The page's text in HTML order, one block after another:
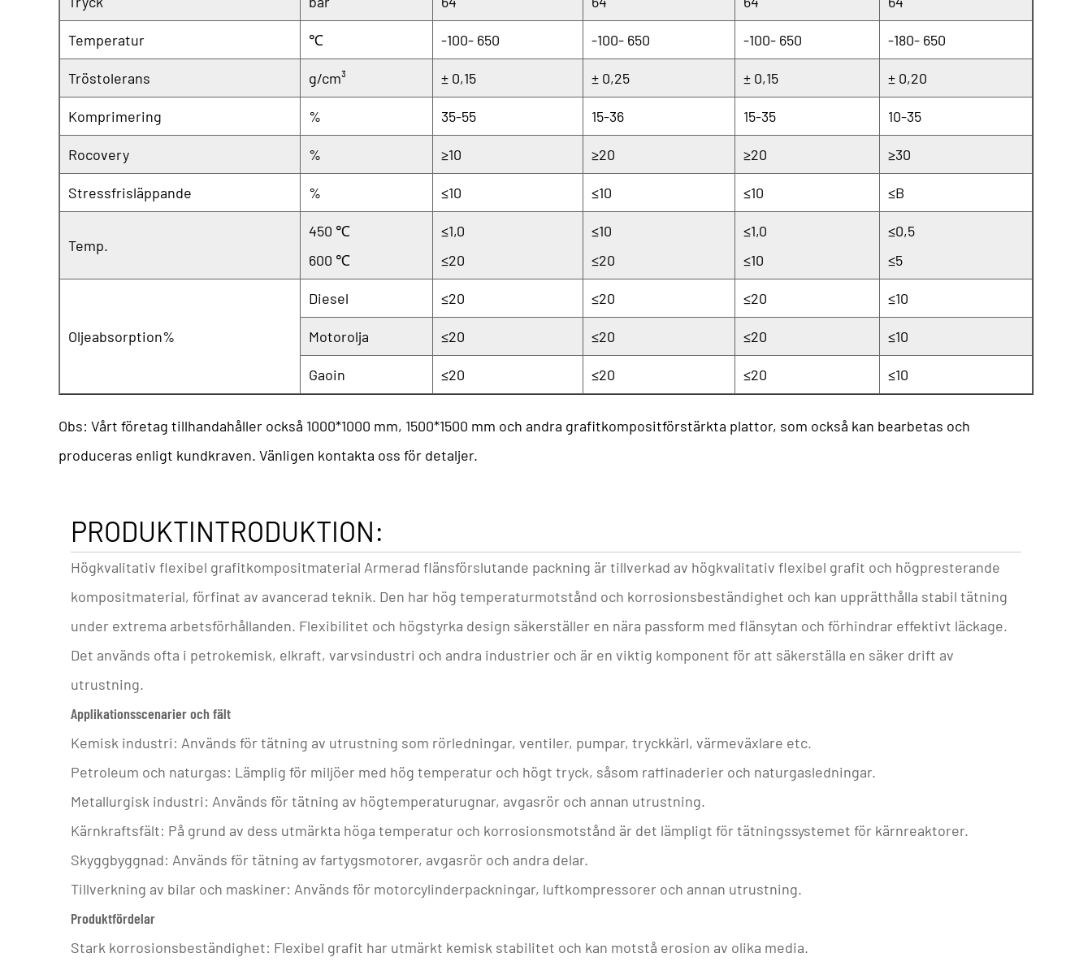
Temperatur ℃ -100- 650 -100- 650 -100- 650 -180- 650
Tröstolerans g/cm³ ± 0,15 ± 0,25 ± 0,15 ± 0,20
Komprimering % 35-55 15-36 15-35 10-35
Rocovery % ≥10 ≥20 ≥20 ≥30
Stressfrisläppande % ≤10 ≤10 ≤10 ≤B
Temp.
450 ℃
600 ℃
≤1,0
≤20
≤10
≤20
≤1,0
≤10
≤0,5
≤5
Oljeabsorption%
Diesel ≤20 ≤20 ≤20 ≤10
Motorolja ≤20 ≤20 ≤20 ≤10
Gaoin ≤20 ≤20 ≤20 ≤10
Obs: Vårt företag tillhandahåller också 1000*1000 mm, 1500*1500 mm och andra grafitkompositförstärkta plattor, som också kan bearbetas och
produceras enligt kundkraven. Vänligen kontakta oss för detaljer.
PRODUKTINTRODUKTION:
Högkvalitativ flexibel grafitkompositmaterial Armerad flänsförslutande packning är tillverkad av högkvalitativ flexibel grafit och högpresterande
kompositmaterial, förfinat av avancerad teknik. Den har hög temperaturmotstånd och korrosionsbeständighet och kan upprätthålla stabil tätning
under extrema arbetsförhållanden. Flexibilitet och högstyrka design säkerställer en nära passform med flänsytan och förhindrar effektivt läckage.
Det används ofta i petrokemisk, elkraft, varvsindustri och andra industrier och är en viktig komponent för att säkerställa en säker drift av
utrustning.
Applikationsscenarier och fält
Kemisk industri: Används för tätning av utrustning som rörledningar, ventiler, pumpar, tryckkärl, värmeväxlare etc.
Petroleum och naturgas: Lämplig för miljöer med hög temperatur och högt tryck, såsom raffinaderier och naturgasledningar.
Metallurgisk industri: Används för tätning av högtemperaturugnar, avgasrör och annan utrustning.
Kärnkraftsfält: På grund av dess utmärkta höga temperatur och korrosionsmotstånd är det lämpligt för tätningssystemet för kärnreaktorer.
Skyggbyggnad: Används för tätning av fartygsmotorer, avgasrör och andra delar.
Tillverkning av bilar och maskiner: Används för motorcylinderpackningar, luftkompressorer och annan utrustning.
Produktfördelar
Stark korrosionsbeständighet: Flexibel grafit har utmärkt kemisk stabilitet och kan motstå erosion av olika media.